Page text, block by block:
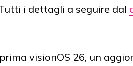
i dettagli a seguire dal
visionOS 26, un